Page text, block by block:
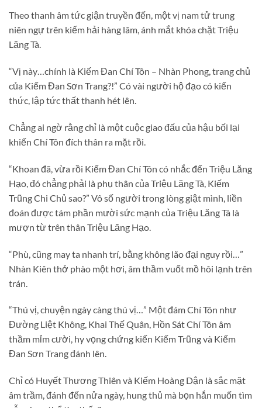
Theo thanh âm tức giận truyền đến, một vị nam tử trung
niên ngự trên kiếm hải hàng lâm, ánh mắt khóa chặt Triệu
Lăng Tà.
“Vị này…chính là Kiếm Đan Chí Tôn – Nhàn Phong, trang chủ
của Kiếm Đan Sơn Trang?!” Có vài người hộ đạo có kiến
thức, lập tức thất thanh hét lên.
Chẳng ai ngờ rằng chỉ là một cuộc giao đấu của hậu bối lại
khiến Chí Tôn đích thân ra mặt rồi.
“Khoan đã, vừa rồi Kiếm Đan Chí Tôn có nhắc đến Triệu Lăng
Hạo, đó chẳng phải là phụ thân của Triệu Lăng Tà, Kiếm
Trũng Chi Chủ sao?” Vô số người trong lòng giật mình, liền
đoán được tám phần mười sức mạnh của Triệu Lăng Tà là
mượn từ trên thân Triệu Lăng Hạo.
“Phù, cũng may ta nhanh trí, bằng không lão đại nguy rồi…”
Nhàn Kiên thở phào một hơi, âm thầm vuốt mồ hôi lạnh trên
trán.
“Thú vị, chuyện ngày càng thú vị…” Một đám Chí Tôn như
Đường Liệt Không, Khai Thế Quân, Hồn Sát Chí Tôn âm
thầm mỉm cười, hy vọng chứng kiến Kiếm Trũng và Kiếm
Đan Sơn Trang đánh lên.
Chỉ có Huyết Thương Thiên và Kiếm Hoàng Dận là sắc mặt
âm trầm, đánh đến nửa ngày, hung thủ mà bọn hắn muốn tìm